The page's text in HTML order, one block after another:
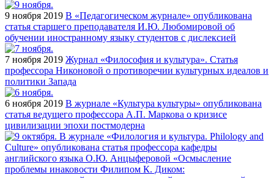
9 ноября 2019 В «Педагогическом журнале» опубликована
статья старшего преподавателя И.Ю. Любомировой об
обучении иностранному языку студентов с дислексией
7 ноября 2019 Журнал «Философия и культура». Статья
профессора Никоновой о противоречии культурных идеалов и
политики Запада
6 ноября 2019 В журнале «Культура культуры» опубликована
статья ведущего профессора А.П. Маркова о кризисе
цивилизации эпохи постмодерна